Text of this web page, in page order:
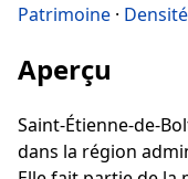
Patrimoine · Densité
Aperçu
Saint-Étienne-de-
dans la région